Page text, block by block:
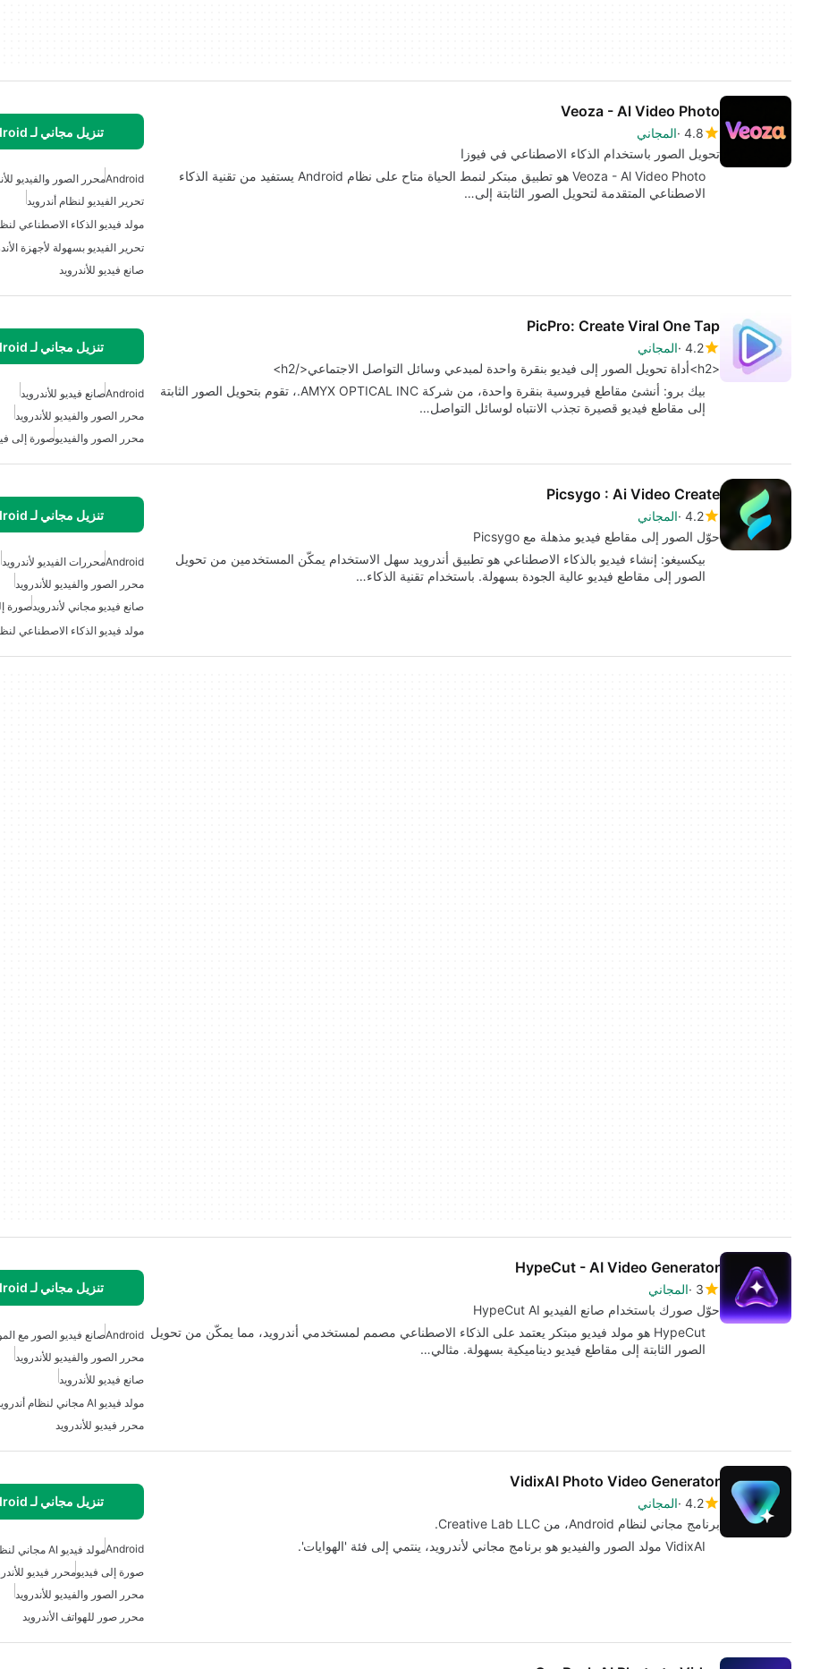
Veoza - Al Video Photo
4.8 المجاني
تحويل الصور باستخدام الذكاء الاصطناعي في فيوزا
تنزيل مجاني لـ Android
Veoza - Al Video Photo هو تطبيق مبتكر لنمط الحياة متاح على نظام Android يستفيد من تقنية الذكاء
الاصطناعي المتقدمة لتحويل الصور الثابتة إلى…
Androidمحرر الصور والفيديو
تحرير الفيديو لنظام أندرويد
مولد فيديو الذكاء الاصطناعي
تحرير الفيديو بسهولة لأجهزة
صانع فيديو للأندرويد
PicPro: Create Viral One Tap
4.2 المجاني
<h2>أداة تحويل الصور إلى فيديو بنقرة واحدة لمبدعي وسائل التواصل الاجتماعي</h2>
تنزيل مجاني لـ Android
بيك برو: أنشئ مقاطع فيروسية بنقرة واحدة، من شركة AMYX OPTICAL INC.، تقوم بتحويل الصور الثابتة
إلى مقاطع فيديو قصيرة تجذب الانتباه لوسائل التواصل…
Androidصانع فيديو للأندرويد
محرر الصور والفيديو للأندرويد
محرر الصور والفيديوصورة إلى
Picsygo : Ai Video Create
4.2 المجاني
حوّل الصور إلى مقاطع فيديو مذهلة مع Picsygo
تنزيل مجاني لـ Android
بيكسيغو: إنشاء فيديو بالذكاء الاصطناعي هو تطبيق أندرويد سهل الاستخدام يمكّن المستخدمين من تحويل
الصور إلى مقاطع فيديو عالية الجودة بسهولة. باستخدام تقنية الذكاء…
Androidمحررات الفيديو لأندرويد
محرر الصور والفيديو للأندرويد
صانع فيديو مجاني لأندرويدصورة
مولد فيديو الذكاء الاصطناعي
HypeCut - AI Video Generator
3 المجاني
حوّل صورك باستخدام صانع الفيديو HypeCut AI
تنزيل مجاني لـ Android
HypeCut هو مولد فيديو مبتكر يعتمد على الذكاء الاصطناعي مصمم لمستخدمي أندرويد، مما يمكّن من تحويل
الصور الثابتة إلى مقاطع فيديو ديناميكية بسهولة. مثالي…
Androidصانع فيديو الصور مع
محرر الصور والفيديو للأندرويد
صانع فيديو للأندرويد
مولد فيديو AI مجاني لنظام أندرويد
محرر فيديو للأندرويد
VidixAI Photo Video Generator
4.2 المجاني
برنامج مجاني لنظام Android، من Creative Lab LLC.
تنزيل مجاني لـ Android
VidixAI مولد الصور والفيديو هو برنامج مجاني لأندرويد، ينتمي إلى فئة 'الهوايات'. Androidمولد فيديو AI مجاني لنظام أندرويد
صورة إلى فيديومحرر فيديو
محرر الصور والفيديو للأندرويد
محرر صور للهواتف الأندرويد